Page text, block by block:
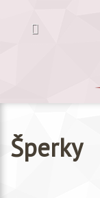
Šperky